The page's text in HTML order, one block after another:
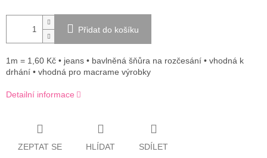
Přidat do košíku
1m = 1,60 Kč • jeans • bavlněná šňůra na rozčesání • vhodná k
drhání • vhodná pro macrame výrobky
Detailní informace
ZEPTAT SE HLÍDAT SDÍLET